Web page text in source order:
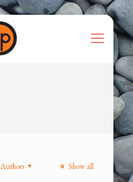
Authors Show all